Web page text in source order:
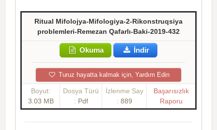
Ritual Mifolojya-Mifologiya-2-Rikonstruqsiya
problemleri-Remezan Qafarlı-Baki-2019-432
Okuma İndir
Turuz hayatta kalmak için, Yardım Edin
Boyut:
3.03 MB
Dosya Türü
: Pdf
İzlenme Say
: 889
Başarısızlık
Raporu